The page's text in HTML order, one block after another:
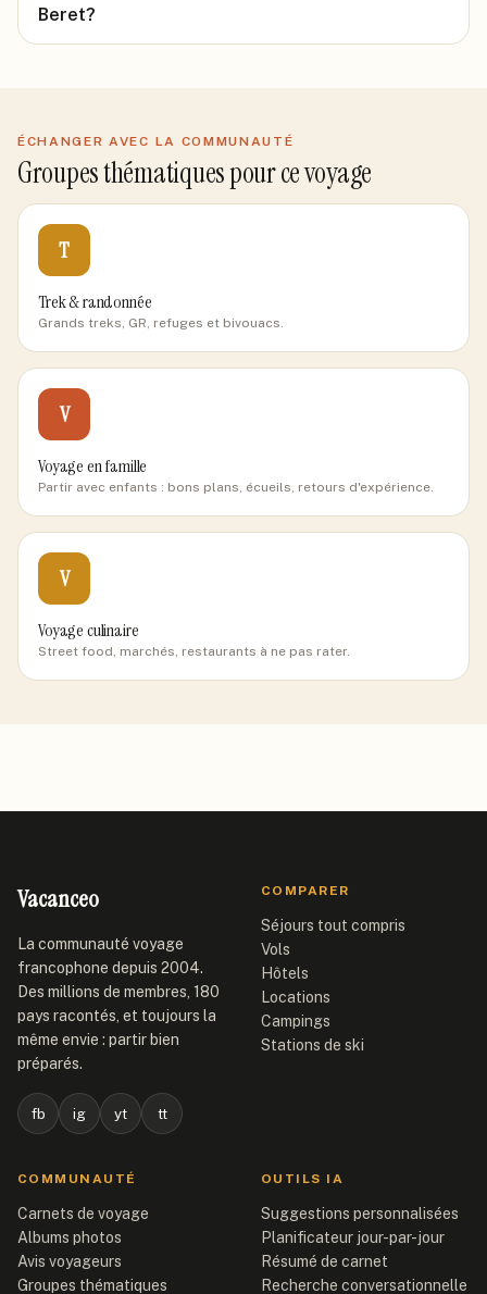
Beret?
ÉCHANGER AVEC LA COMMUNAUTÉ
Groupes thématiques pour ce voyage
T
Trek & randonnée
Grands treks, GR, refuges et bivouacs.
V
Voyage en famille
Partir avec enfants : bons plans, écueils, retours d'expérience.
V
Voyage culinaire
Street food, marchés, restaurants à ne pas rater.
Vacanceo
La communauté voyage
francophone depuis 2004.
Des millions de membres, 180
pays racontés, et toujours la
même envie : partir bien
préparés.
fb ig yt tt
COMPARER
Séjours tout compris
Vols
Hôtels
Locations
Campings
Stations de ski
COMMUNAUTÉ
Carnets de voyage
Albums photos
Avis voyageurs
Groupes thématiques
OUTILS IA
Suggestions personnalisées
Planificateur jour-par-jour
Résumé de carnet
Recherche conversationnelle